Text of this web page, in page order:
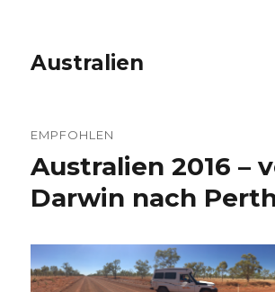
Australien
EMPFOHLEN
Australien 2016 –
Darwin nach